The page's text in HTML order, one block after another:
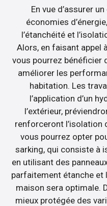
En vue d’assurer
économies
l’étanchéité et
Alors, en faisant appel
vous pourrez bénéficier
améliorer les
habitation. Les
l’application d’un
l’extérieur,
renforceront l’isolation
vous pourrez opter
sarking, qui consiste à
en utilisant des
parfaitement étanche et
maison sera optimale.
mieux protégée des